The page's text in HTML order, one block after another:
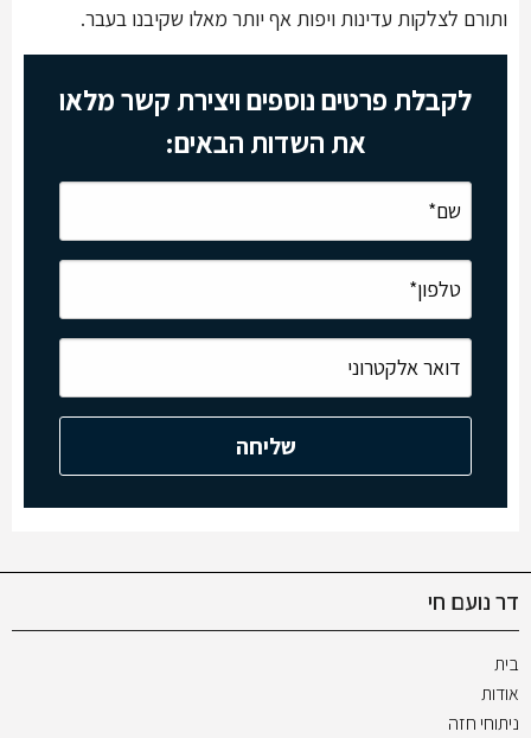
ותורם לצלקות עדינות ויפות אף יותר מאלו שקיבנו בעבר.
לקבלת פרטים נוספים ויצירת קשר מלאו
את השדות הבאים:
דר נועם חי
בית
אודות
ניתוחי חזה